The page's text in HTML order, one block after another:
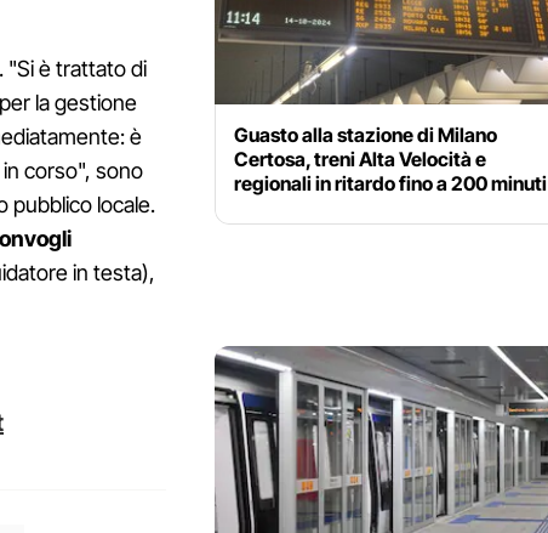
"Si è trattato di
per la gestione
è
corso", sono
pubblico locale.
in testa),
Guasto alla stazione di Milano
Certosa, treni Alta Velocità e
regionali in ritardo fino a 200 minuti